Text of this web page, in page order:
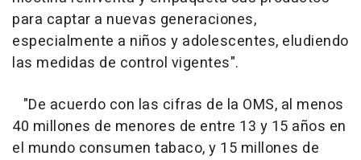
para captar a nuevas generaciones,
especialmente a niños y adolescentes, eludiendo
las medidas de control vigentes".
"De acuerdo con las cifras de la OMS, al menos
40 millones de menores de entre 13 y 15 años en
el mundo consumen tabaco, y 15 millones de